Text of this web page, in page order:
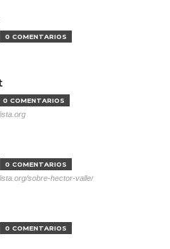
0 COMENTARIOS
0 COMENTARIOS
0 COMENTARIOS
sobre-hector-valle/
0 COMENTARIOS